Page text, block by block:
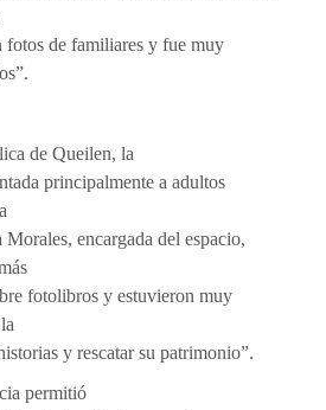
fotos de familiares y fue muy
de Queilen, la
principalmente a adultos
encargada del espacio,
fotolibros y estuvieron muy
y rescatar su patrimonio”.
permitió